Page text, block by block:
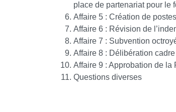
place de partenariat pour le
Affaire 5 : Création de
Affaire 6 : Révision de
Affaire 7 : Subvention
Affaire 8 : Délibération
Affaire 9 : Approbation de
Questions diverses